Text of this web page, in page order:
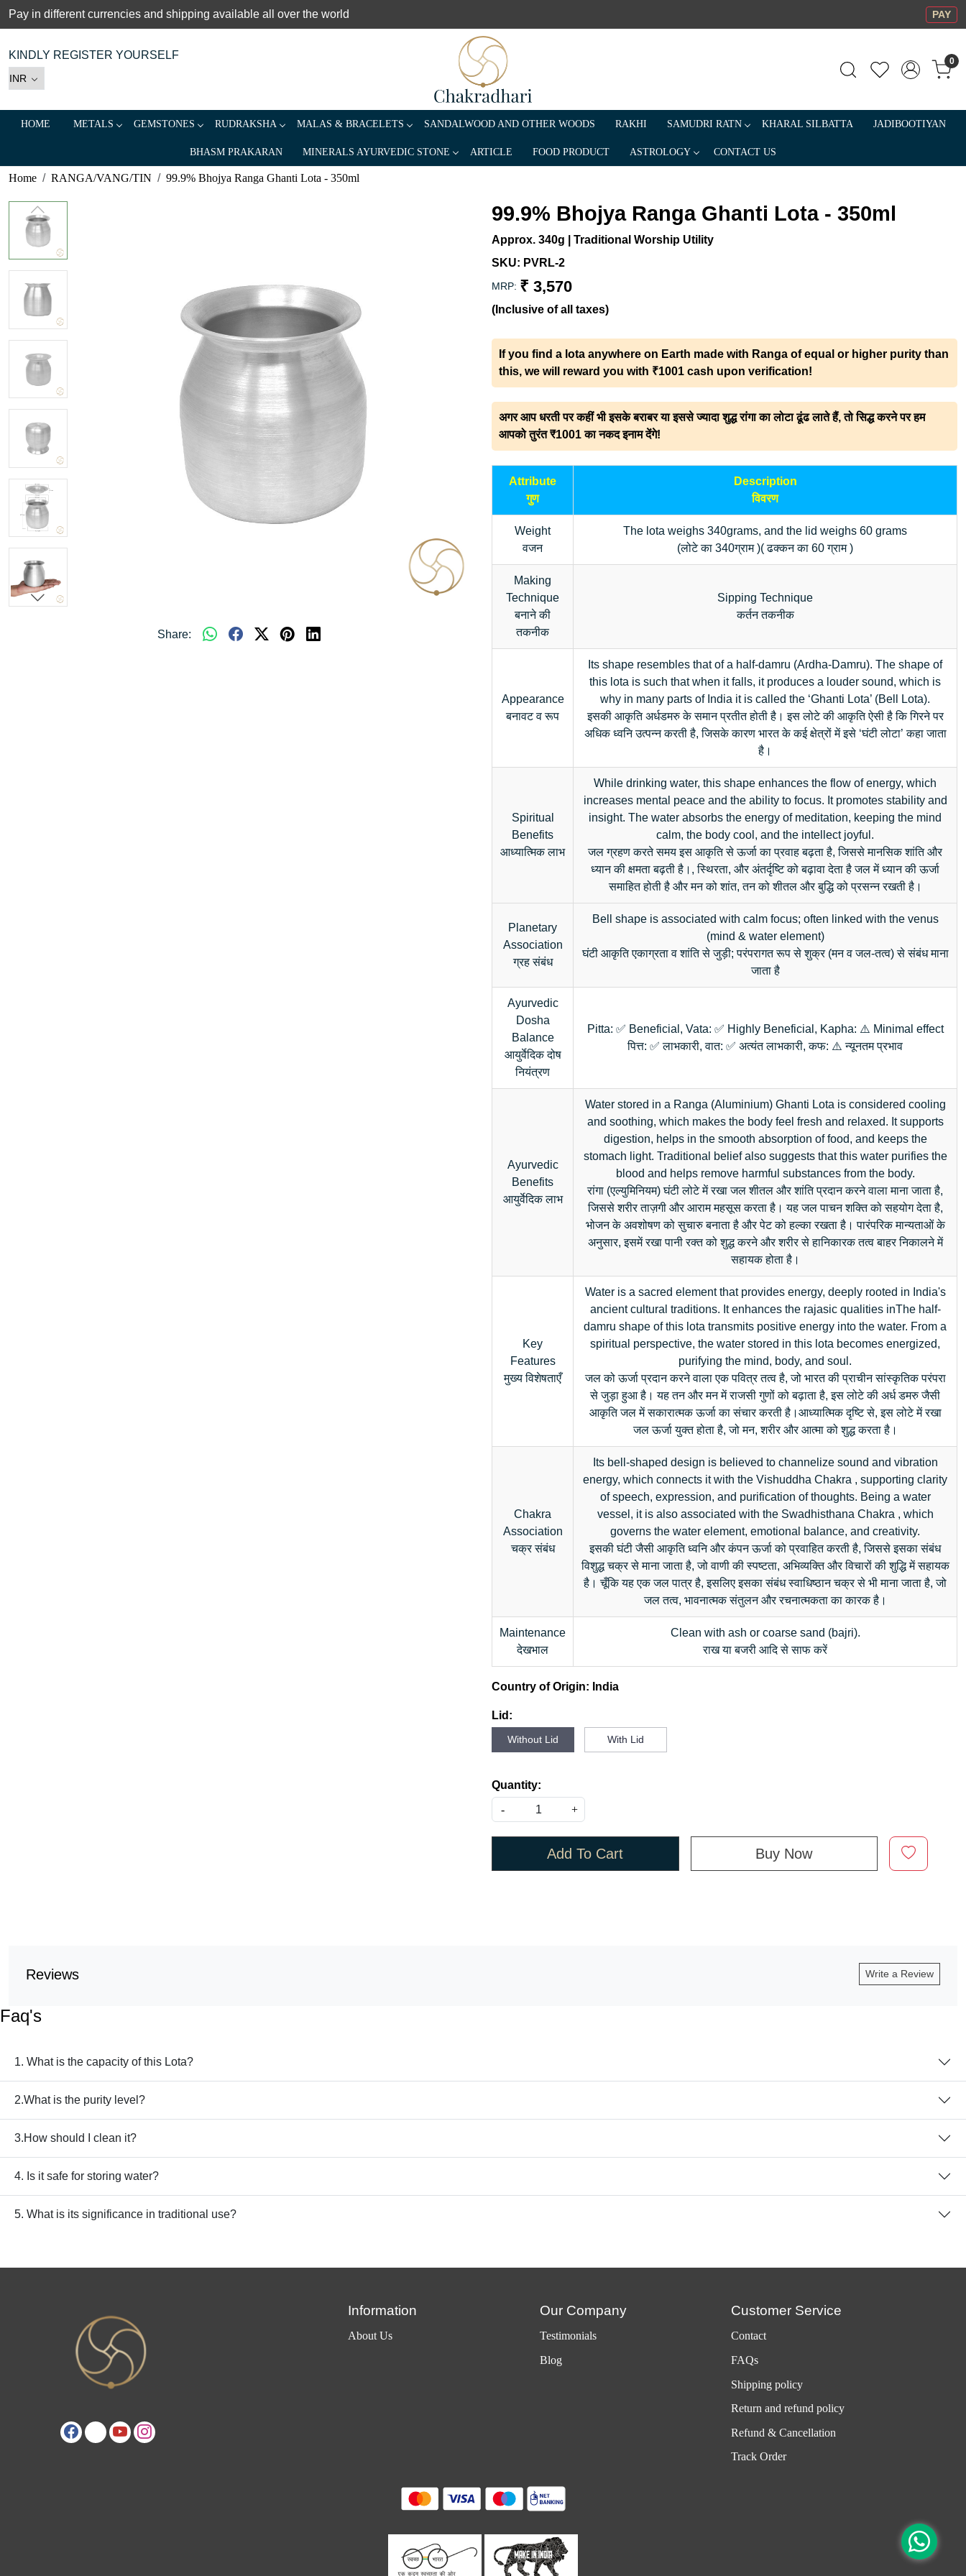
Pay in different currencies and shipping available all over the world PAY
KINDLY REGISTER YOURSELF 0
HOME METALS GEMSTONES RUDRAKSHA MALAS & BRACELETS SANDALWOOD AND OTHER WOODS RAKHI SAMUDRI RATN KHARAL SILBATTA JADIBOOTIYAN
BHASM PRAKARAN MINERALS AYURVEDIC STONE ARTICLE FOOD PRODUCT ASTROLOGY CONTACT US
Home RANGA/VANG/TIN 99.9% Bhojya Ranga Ghanti Lota - 350ml
Share:
99.9% Bhojya Ranga Ghanti Lota - 350ml
Approx. 340g | Traditional Worship Utility
SKU: PVRL-2
MRP: ₹ 3,570
(Inclusive of all taxes)
If you find a lota anywhere on Earth made with Ranga of equal or higher purity than
this, we will reward you with ₹1001 cash upon verification!
अगर आप धरती पर कहीं भी इसके बराबर या इससे ज्यादा शुद्ध रांगा का लोटा ढूंढ लाते हैं, तो सिद्ध करने पर हम
आपको तुरंत ₹1001 का नकद इनाम देंगे!
Attribute
गुण
Description
विवरण
Weight
वजन
The lota weighs 340grams, and the lid weighs 60 grams
(लोटे का 340ग्राम )( ढक्कन का 60 ग्राम )
Making
Technique
बनाने की
तकनीक
Sipping Technique
कर्तन तकनीक
Appearance
बनावट व रूप
Its shape resembles that of a half-damru (Ardha-Damru). The shape of
this lota is such that when it falls, it produces a louder sound, which is
why in many parts of India it is called the ‘Ghanti Lota’ (Bell Lota).
इसकी आकृति अर्धडमरु के समान प्रतीत होती है। इस लोटे की आकृति ऐसी है कि गिरने पर
अधिक ध्वनि उत्पन्न करती है, जिसके कारण भारत के कई क्षेत्रों में इसे ‘घंटी लोटा’ कहा जाता
है।
Spiritual
Benefits
आध्यात्मिक लाभ
While drinking water, this shape enhances the flow of energy, which
increases mental peace and the ability to focus. It promotes stability and
insight. The water absorbs the energy of meditation, keeping the mind
calm, the body cool, and the intellect joyful.
जल ग्रहण करते समय इस आकृति से ऊर्जा का प्रवाह बढ़ता है, जिससे मानसिक शांति और
ध्यान की क्षमता बढ़ती है।, स्थिरता, और अंतर्दृष्टि को बढ़ावा देता है जल में ध्यान की ऊर्जा
समाहित होती है और मन को शांत, तन को शीतल और बुद्धि को प्रसन्न रखती है।
Planetary
Association
ग्रह संबंध
Bell shape is associated with calm focus; often linked with the venus
(mind & water element)
घंटी आकृति एकाग्रता व शांति से जुड़ी; परंपरागत रूप से शुक्र (मन व जल-तत्व) से संबंध माना
जाता है
Ayurvedic
Dosha
Balance
आयुर्वेदिक दोष
नियंत्रण
Pitta: ✅ Beneficial, Vata: ✅ Highly Beneficial, Kapha: ⚠️ Minimal effect
पित्त: ✅ लाभकारी, वात: ✅ अत्यंत लाभकारी, कफ: ⚠️ न्यूनतम प्रभाव
Ayurvedic
Benefits
आयुर्वेदिक लाभ
Water stored in a Ranga (Aluminium) Ghanti Lota is considered cooling
and soothing, which makes the body feel fresh and relaxed. It supports
digestion, helps in the smooth absorption of food, and keeps the
stomach light. Traditional belief also suggests that this water purifies the
blood and helps remove harmful substances from the body.
रांगा (एल्युमिनियम) घंटी लोटे में रखा जल शीतल और शांति प्रदान करने वाला माना जाता है,
जिससे शरीर ताज़गी और आराम महसूस करता है। यह जल पाचन शक्ति को सहयोग देता है,
भोजन के अवशोषण को सुचारु बनाता है और पेट को हल्का रखता है। पारंपरिक मान्यताओं के
अनुसार, इसमें रखा पानी रक्त को शुद्ध करने और शरीर से हानिकारक तत्व बाहर निकालने में
सहायक होता है।
Key
Features
मुख्य विशेषताएँ
Water is a sacred element that provides energy, deeply rooted in India's
ancient cultural traditions. It enhances the rajasic qualities inThe half-
damru shape of this lota transmits positive energy into the water. From a
spiritual perspective, the water stored in this lota becomes energized,
purifying the mind, body, and soul.
जल को ऊर्जा प्रदान करने वाला एक पवित्र तत्व है, जो भारत की प्राचीन सांस्कृतिक परंपरा
से जुड़ा हुआ है। यह तन और मन में राजसी गुणों को बढ़ाता है, इस लोटे की अर्ध डमरु जैसी
आकृति जल में सकारात्मक ऊर्जा का संचार करती है।आध्यात्मिक दृष्टि से, इस लोटे में रखा
जल ऊर्जा युक्त होता है, जो मन, शरीर और आत्मा को शुद्ध करता है।
Chakra
Association
चक्र संबंध
Its bell-shaped design is believed to channelize sound and vibration
energy, which connects it with the Vishuddha Chakra , supporting clarity
of speech, expression, and purification of thoughts. Being a water
vessel, it is also associated with the Swadhisthana Chakra , which
governs the water element, emotional balance, and creativity.
इसकी घंटी जैसी आकृति ध्वनि और कंपन ऊर्जा को प्रवाहित करती है, जिससे इसका संबंध
विशुद्ध चक्र से माना जाता है, जो वाणी की स्पष्टता, अभिव्यक्ति और विचारों की शुद्धि में सहायक
है। चूँकि यह एक जल पात्र है, इसलिए इसका संबंध स्वाधिष्ठान चक्र से भी माना जाता है, जो
जल तत्व, भावनात्मक संतुलन और रचनात्मकता का कारक है।
Maintenance
देखभाल
Clean with ash or coarse sand (bajri).
राख या बजरी आदि से साफ करें
Country of Origin: India
Lid:
Without Lid With Lid
Quantity:
-
+
Add To Cart Buy Now
Reviews Write a Review
Faq's
1. What is the capacity of this Lota?
2.What is the purity level?
3.How should I clean it?
4. Is it safe for storing water?
5. What is its significance in traditional use?
Information
About Us
Our Company
Testimonials
Blog
Customer Service
Contact
FAQs
Shipping policy
Return and refund policy
Refund & Cancellation
Track Order